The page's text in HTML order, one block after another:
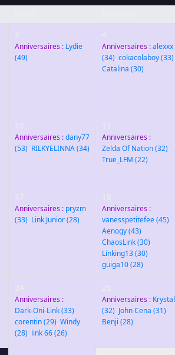
Anniversaires : Lydie
(49)
Anniversaires :alexxx
(34) cokacolaboy(33)
Catalina (30)
Anniversaires :dany77
(53) RILKYELINNA(34)
Anniversaires :
Zelda Of Nation(32)
True_LFM (22)
Anniversaires : pryzm
(33) Link Junior(28)
Anniversaires :
vanesspetitefee(45)
Aenogy(43)
ChaosLink(30)
Linking13(30)
guiga10(28)
Anniversaires :
Dark-Oni-Link(33)
corentin(29) Windy
(28) link 66(26)
Anniversaires : Krystal
(32) John Cena (31)
Benji (28)